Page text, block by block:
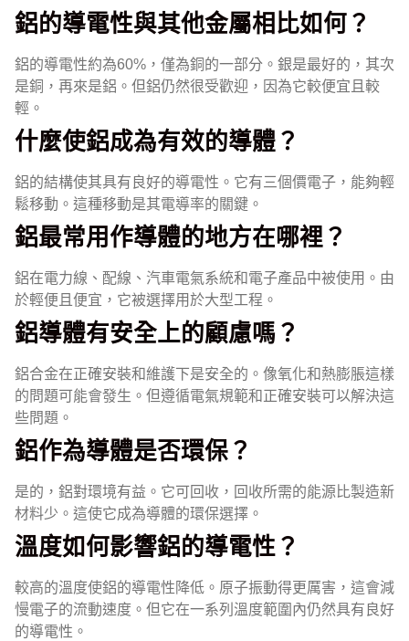
鋁的導電性與其他金屬相比如何？
鋁的導電性約為60%，僅為銅的一部分。銀是最好的，其次
是銅，再來是鋁。但鋁仍然很受歡迎，因為它較便宜且較
輕。
什麼使鋁成為有效的導體？
鋁的結構使其具有良好的導電性。它有三個價電子，能夠輕
鬆移動。這種移動是其電導率的關鍵。
鋁最常用作導體的地方在哪裡？
鋁在電力線、配線、汽車電氣系統和電子產品中被使用。由
於輕便且便宜，它被選擇用於大型工程。
鋁導體有安全上的顧慮嗎？
鋁合金在正確安裝和維護下是安全的。像氧化和熱膨脹這樣
的問題可能會發生。但遵循電氣規範和正確安裝可以解決這
些問題。
鋁作為導體是否環保？
是的，鋁對環境有益。它可回收，回收所需的能源比製造新
材料少。這使它成為導體的環保選擇。
溫度如何影響鋁的導電性？
較高的溫度使鋁的導電性降低。原子振動得更厲害，這會減
慢電子的流動速度。但它在一系列溫度範圍內仍然具有良好
的導電性。